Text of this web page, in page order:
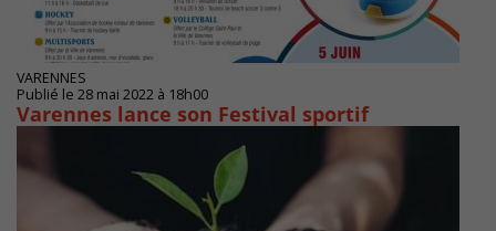
VARENNES
Publié le 28 mai 2022 à 18h00
Varennes lance son Festival sportif